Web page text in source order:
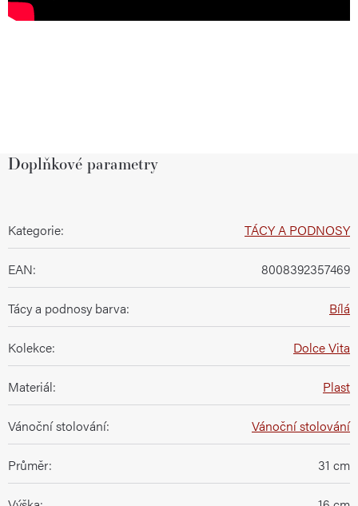
Doplňkové parametry
Kategorie: TÁCY A PODNOSY
EAN: 8008392357469
Tácy a podnosy barva: Bílá
Kolekce: Dolce Vita
Materiál: Plast
Vánoční stolování: Vánoční stolování
Průměr: 31 cm